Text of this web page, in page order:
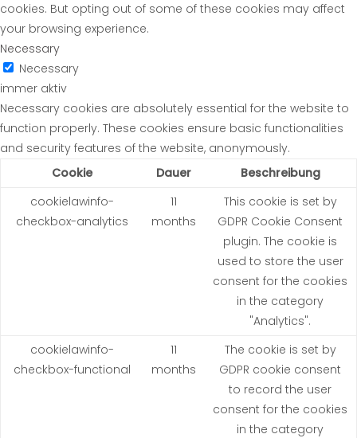
cookies. But opting out of some of these cookies may affect
your browsing experience.
Necessary
Necessary
immer aktiv
Necessary cookies are absolutely essential for the website to
function properly. These cookies ensure basic functionalities
and security features of the website, anonymously.
Cookie
Dauer
Beschreibung
cookielawinfo-
checkbox-analytics
11
months
This cookie is set by
GDPR Cookie Consent
plugin. The cookie is
used to store the user
consent for the cookies
in the category
"Analytics".
cookielawinfo-
checkbox-functional
11
months
The cookie is set by
GDPR cookie consent
to record the user
consent for the cookies
in the category